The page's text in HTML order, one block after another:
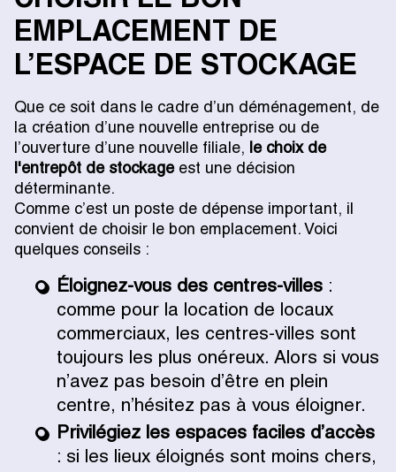
EMPLACEMENT DE
L’ESPACE DE STOCKAGE
Que ce soit dans le cadre d’un déménagement, de
la création d’une nouvelle entreprise ou de
l’ouverture d’une nouvelle filiale,
le choix de
l'entrepôt de stockage est une décision
déterminante.
Comme c’est un poste de dépense important, il
convient de choisir le bon emplacement. Voici
quelques conseils :
Éloignez-vous des centres-villes :
comme pour la location de locaux
commerciaux, les centres-villes sont
toujours les plus onéreux. Alors si vous
n’avez pas besoin d’être en plein
centre, n’hésitez pas à vous éloigner.
Privilégiez les espaces faciles d’accès
: si les lieux éloignés sont moins chers,